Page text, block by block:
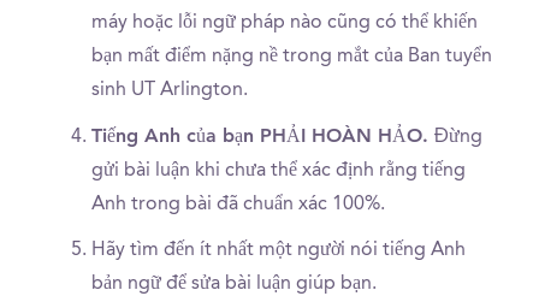
máy hoặc lỗi ngữ pháp nào cũng có thể khiến
bạn mất điểm nặng nề trong mắt của Ban tuyển
sinh UT Arlington.
Tiếng Anh của bạn PHẢI HOÀN HẢO. Đừng
gửi bài luận khi chưa thể xác định rằng tiếng
Anh trong bài đã chuẩn xác 100%.
Hãy tìm đến ít nhất một người nói tiếng Anh
bản ngữ để sửa bài luận giúp bạn.